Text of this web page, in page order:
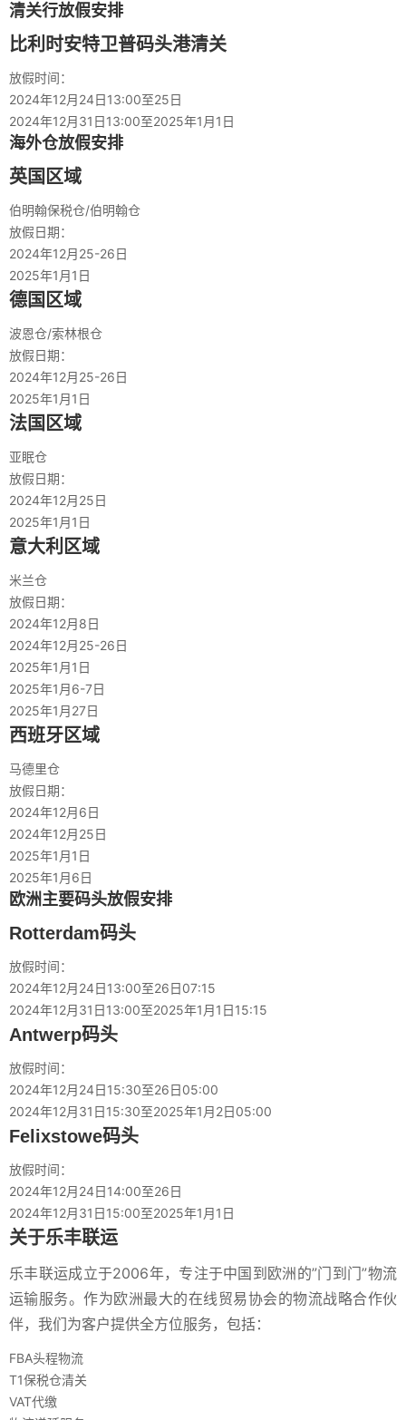
清关行放假安排
比利时安特卫普码头港清关
放假时间：
2024年12月24日13:00至25日
2024年12月31日13:00至2025年1月1日
海外仓放假安排
英国区域
伯明翰保税仓/伯明翰仓
放假日期：
2024年12月25-26日
2025年1月1日
德国区域
波恩仓/索林根仓
放假日期：
2024年12月25-26日
2025年1月1日
法国区域
亚眠仓
放假日期：
2024年12月25日
2025年1月1日
意大利区域
米兰仓
放假日期：
2024年12月8日
2024年12月25-26日
2025年1月1日
2025年1月6-7日
2025年1月27日
西班牙区域
马德里仓
放假日期：
2024年12月6日
2024年12月25日
2025年1月1日
2025年1月6日
欧洲主要码头放假安排
Rotterdam码头
放假时间：
2024年12月24日13:00至26日07:15
2024年12月31日13:00至2025年1月1日15:15
Antwerp码头
放假时间：
2024年12月24日15:30至26日05:00
2024年12月31日15:30至2025年1月2日05:00
Felixstowe码头
放假时间：
2024年12月24日14:00至26日
2024年12月31日15:00至2025年1月1日
关于乐丰联运
乐丰联运成立于2006年，专注于中国到欧洲的”门到门”物流
运输服务。作为欧洲最大的在线贸易协会的物流战略合作伙
伴，我们为客户提供全方位服务，包括：
FBA头程物流
T1保税仓清关
VAT代缴